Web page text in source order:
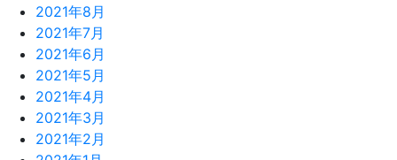
2021年8月
2021年7月
2021年6月
2021年5月
2021年4月
2021年3月
2021年2月